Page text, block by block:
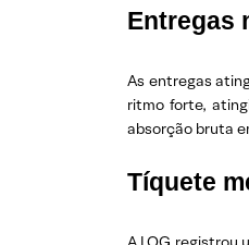
Entregas
As entregas
ritmo forte,
absorção bruta
Tíquete